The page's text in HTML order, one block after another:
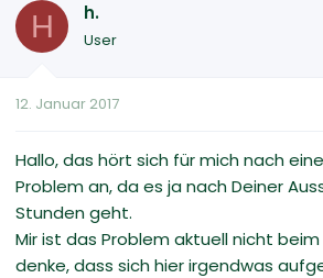
H h.
User
12. Januar 2017
Hallo, das hört sich für mich nach
Problem an, da es ja nach Deiner
Stunden geht.
Mir ist das Problem aktuell nicht
denke, dass sich hier irgendwas